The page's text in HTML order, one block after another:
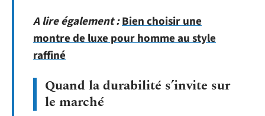
A lire également :Bien choisir une
montre de luxe pour homme au style
raffiné
Quand la durabilité s’invite sur
le marché